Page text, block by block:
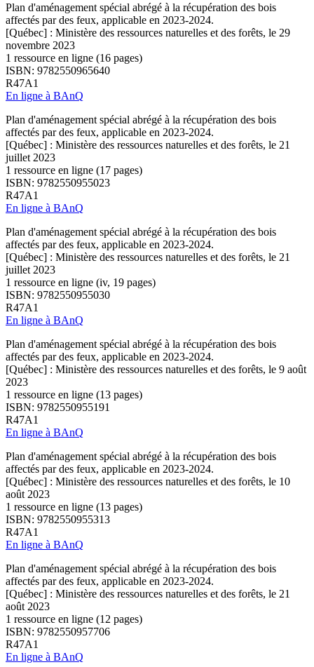
Plan d'aménagement spécial abrégé à la récupération des bois
affectés par des feux, applicable en 2023-2024.
[Québec] : Ministère des ressources naturelles et des forêts, le 29
novembre 2023
1 ressource en ligne (16 pages)
ISBN: 9782550965640
R47A1
En ligne à BAnQ
Plan d'aménagement spécial abrégé à la récupération des bois
affectés par des feux, applicable en 2023-2024.
[Québec] : Ministère des ressources naturelles et des forêts, le 21
juillet 2023
1 ressource en ligne (17 pages)
ISBN: 9782550955023
R47A1
En ligne à BAnQ
Plan d'aménagement spécial abrégé à la récupération des bois
affectés par des feux, applicable en 2023-2024.
[Québec] : Ministère des ressources naturelles et des forêts, le 21
juillet 2023
1 ressource en ligne (iv, 19 pages)
ISBN: 9782550955030
R47A1
En ligne à BAnQ
Plan d'aménagement spécial abrégé à la récupération des bois
affectés par des feux, applicable en 2023-2024.
[Québec] : Ministère des ressources naturelles et des forêts, le 9 août
2023
1 ressource en ligne (13 pages)
ISBN: 9782550955191
R47A1
En ligne à BAnQ
Plan d'aménagement spécial abrégé à la récupération des bois
affectés par des feux, applicable en 2023-2024.
[Québec] : Ministère des ressources naturelles et des forêts, le 10
août 2023
1 ressource en ligne (13 pages)
ISBN: 9782550955313
R47A1
En ligne à BAnQ
Plan d'aménagement spécial abrégé à la récupération des bois
affectés par des feux, applicable en 2023-2024.
[Québec] : Ministère des ressources naturelles et des forêts, le 21
août 2023
1 ressource en ligne (12 pages)
ISBN: 9782550957706
R47A1
En ligne à BAnQ